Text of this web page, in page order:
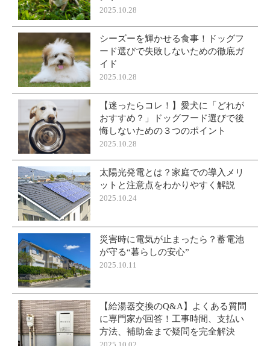
2025.10.28
シーズーを輝かせる食事！ドッグフ
ード選びで失敗しないための徹底ガ
イド
2025.10.28
【迷ったらコレ！】愛犬に「どれが
おすすめ？」ドッグフード選びで後
悔しないための３つのポイント
2025.10.28
太陽光発電とは？家庭での導入メリ
ットと注意点をわかりやすく解説
2025.10.24
災害時に電気が止まったら？蓄電池
が守る“暮らしの安心”
2025.10.11
【給湯器交換のQ&A】よくある質問
に専門家が回答！工事時間、支払い
方法、補助金まで疑問を完全解決